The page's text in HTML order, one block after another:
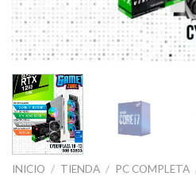
INICIO / TIENDA / PC COMPLETA